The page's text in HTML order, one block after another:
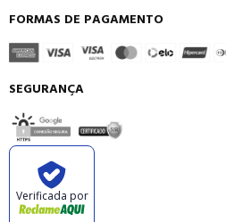
FORMAS DE PAGAMENTO
SEGURANÇA
Verificada por